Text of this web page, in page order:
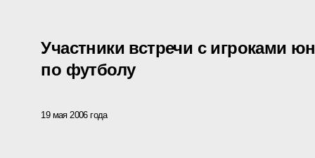
Участники встречи с игроками
по футболу
19 мая 2006 года